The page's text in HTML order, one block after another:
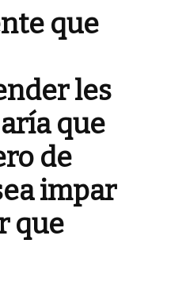
que
les
que
de
impar
que